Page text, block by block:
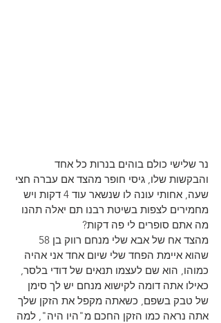
נר שלישי כולם בוהים בנרות כל אחד
והבקשות שלו, גיסי חופר מהצד אם עברה חצי
שעה, אחותי עונה לו שנשאר עוד 4 דקות ויש
מחמירים לצפות בשיטת רבנו תם יאלה תהנו
מה אתם סופרים לי פה דקות?
שהוא איימת הפחד שלי שיום אחד אני אהיה
כמוהו, הוא שם לעצמו תנאים של דודי בלסר,
כאילו אתה דומה לקישוא מנחם יש לך סימן
של טבק בשפם, כשאתה מקפל את הזקן שלך
אתה נראה כמו הזקן החכם מ"היו היה", למה